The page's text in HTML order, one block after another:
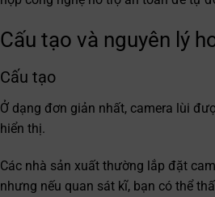
Cấu tạo và nguyên lý
Cấu tạo
Ở dạng đơn giản nhất, camera lùi
hiển thị.
Các nhà sản xuất thường lắp đặt
nhưng nếu quan sát kĩ, bạn có thể